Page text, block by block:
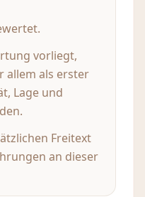
vorliegt,
allem als erster
Lage und
Freitext
an dieser